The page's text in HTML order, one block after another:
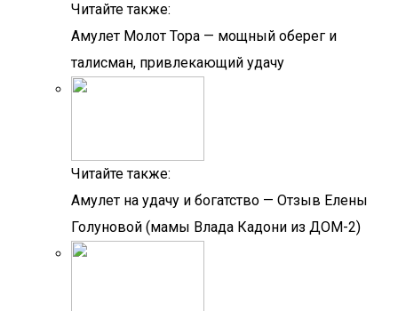
Читайте также:
Амулет Молот Тора — мощный оберег и
талисман, привлекающий удачу
Читайте также:
Амулет на удачу и богатство — Отзыв Елены
Голуновой (мамы Влада Кадони из ДОМ-2)